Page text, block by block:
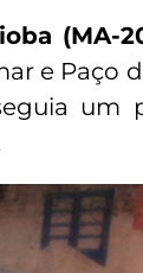
(MA-
e Paço
um